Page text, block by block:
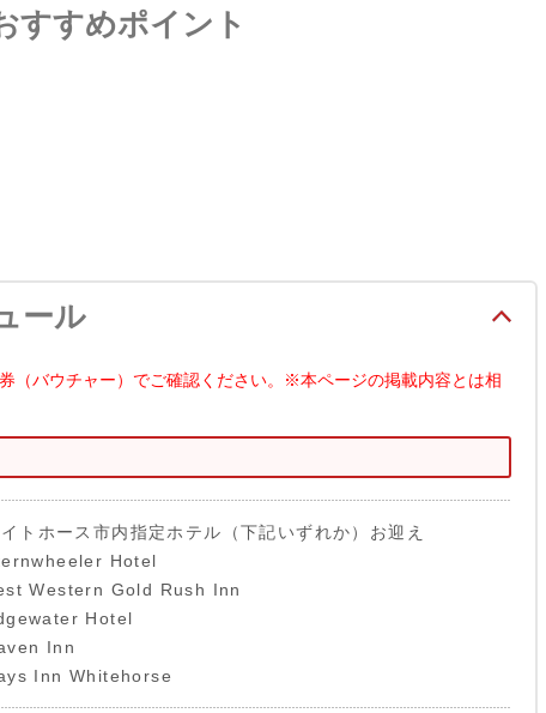
すすめポイント
ール
（バウチャー）でご確認ください。※本ページの掲載内容とは相
トホース市内指定ホテル（下記いずれか）お迎え
Hotel
Western Gold Rush Inn
Hotel
Inn
Inn Whitehorse